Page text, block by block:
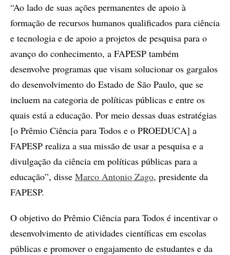
“Ao lado de suas ações permanentes de apoio à
formação de recursos humanos qualificados para ciência
e tecnologia e de apoio a projetos de pesquisa para o
avanço do conhecimento, a FAPESP também
desenvolve programas que visam solucionar os gargalos
do desenvolvimento do Estado de São Paulo, que se
incluem na categoria de políticas públicas e entre os
quais está a educação. Por meio dessas duas estratégias
[o Prêmio Ciência para Todos e o PROEDUCA] a
FAPESP realiza a sua missão de usar a pesquisa e a
divulgação da ciência em políticas públicas para a
educação”, disse Marco Antonio Zago, presidente da
FAPESP.
O objetivo do Prêmio Ciência para Todos é incentivar o
desenvolvimento de atividades científicas em escolas
públicas e promover o engajamento de estudantes e da